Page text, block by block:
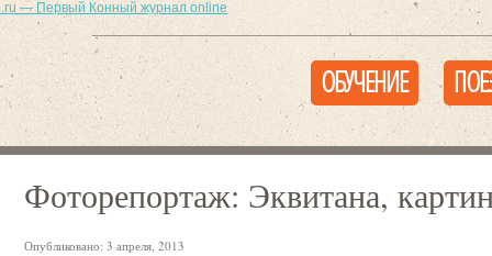
ОБУЧЕНИЕ
Фоторепортаж: Эквитана,
Опубликовано: 3 апреля, 2013